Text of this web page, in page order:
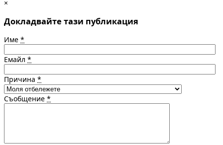
×
Докладвайте тази публикация
Име *
Емайл *
Причина *
Съобщение *